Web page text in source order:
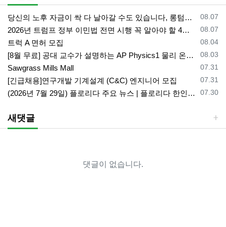
등록일
08.07
당신의 노후 자금이 싹 다 날아갈 수도 있습니다, 롱텀케어 준비 하기
등록일
08.07
2026년 트럼프 정부 이민법 전면 시행 꼭 알아야 할 4가지!!
등록일
08.04
트럭 A 면허 모집
등록일
08.03
[8월 무료] 공대 교수가 설명하는 AP Physics1 물리 온라인 강의
등록일
07.31
Sawgrass Mills Mall
등록일
07.31
[긴급채용]연구개발 기계설계 (C&C) 엔지니어 모집
등록일
07.30
(2026년 7월 29일) 플로리다 주요 뉴스 | 플로리다 한인 닷컴
새댓글
댓글이 없습니다.